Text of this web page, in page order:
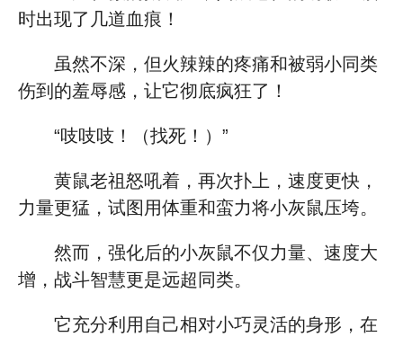
时出现了几道血痕！
虽然不深，但火辣辣的疼痛和被弱小同类
伤到的羞辱感，让它彻底疯狂了！
“吱吱吱！（找死！）”
黄鼠老祖怒吼着，再次扑上，速度更快，
力量更猛，试图用体重和蛮力将小灰鼠压垮。
然而，强化后的小灰鼠不仅力量、速度大
增，战斗智慧更是远超同类。
它充分利用自己相对小巧灵活的身形，在